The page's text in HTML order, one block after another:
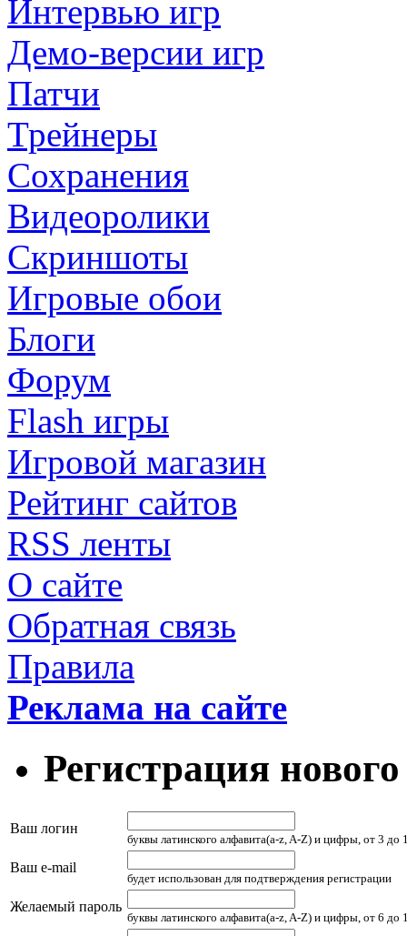
Интервью игр
Демо-версии игр
Патчи
Трейнеры
Сохранения
Видеоролики
Скриншоты
Игровые обои
Блоги
Форум
Flash игры
Игровой магазин
Рейтинг сайтов
RSS ленты
О сайте
Обратная связь
Правила
Реклама на сайте
Регистрация
Ваш логин
буквы латинского алфавита(a-z, A-Z) и цифры, от 3 до
Ваш e-mail
будет использован для подтверждения регистрации
Желаемый пароль
буквы латинского алфавита(a-z, A-Z) и цифры, от 6 до